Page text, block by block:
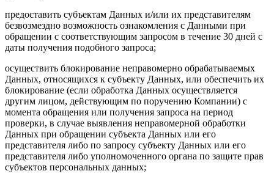
предоставить субъектам Данных и/или их представителям
безвозмездно возможность ознакомления с Данными при
обращении с соответствующим запросом в течение 30 дней с
даты получения подобного запроса;
осуществить блокирование неправомерно обрабатываемых
Данных, относящихся к субъекту Данных, или обеспечить их
блокирование (если обработка Данных осуществляется
другим лицом, действующим по поручению Компании) с
момента обращения или получения запроса на период
проверки, в случае выявления неправомерной обработки
Данных при обращении субъекта Данных или его
представителя либо по запросу субъекту Данных или его
представителя либо уполномоченного органа по защите прав
субъектов персональных данных;